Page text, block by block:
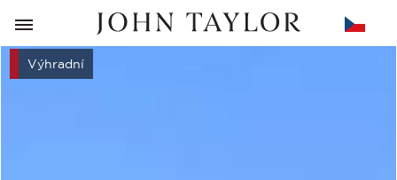
ZPĚT
Výhradní